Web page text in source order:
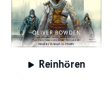
Reinhören